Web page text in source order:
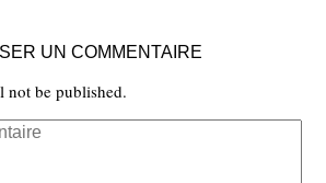
UN COMMENTAIRE
not be published.